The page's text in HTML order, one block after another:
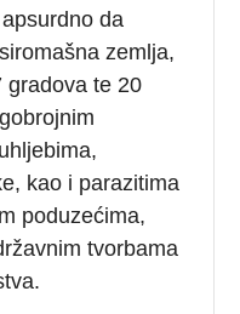
da
zemlja,
gradova te 20
kao i parazitima
poduzećima,
tvorbama